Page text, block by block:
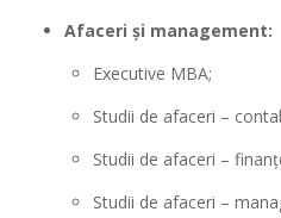
Afaceri și management:
Executive MBA;
Studii de afaceri –
Studii de afaceri –
Studii de afaceri –